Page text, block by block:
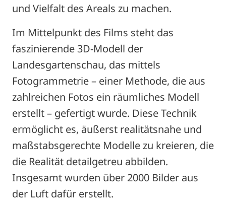
und Vielfalt des Areals zu machen.
Im Mittelpunkt des Films steht das
faszinierende 3D-Modell der
Landesgartenschau, das mittels
Fotogrammetrie – einer Methode, die aus
zahlreichen Fotos ein räumliches Modell
erstellt – gefertigt wurde. Diese Technik
ermöglicht es, äußerst realitätsnahe und
maßstabsgerechte Modelle zu kreieren, die
die Realität detailgetreu abbilden.
Insgesamt wurden über 2000 Bilder aus
der Luft dafür erstellt.